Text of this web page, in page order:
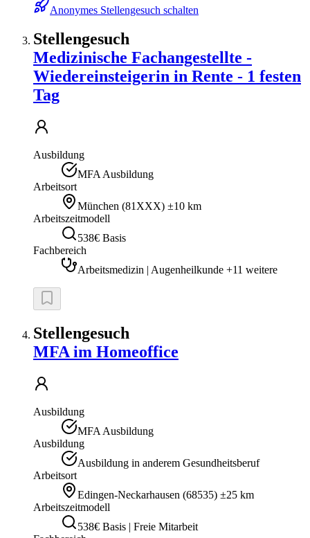
Anonymes Stellengesuch schalten
Stellengesuch
Medizinische Fachangestellte -
Wiedereinsteigerin in Rente - 1 festen
Tag
Ausbildung
MFA Ausbildung
Arbeitsort
München (81XXX) ±10 km
Arbeitszeitmodell
538€ Basis
Fachbereich
Arbeitsmedizin | Augenheilkunde +11 weitere
Stellengesuch
MFA im Homeoffice
Ausbildung
MFA Ausbildung
Ausbildung
Ausbildung in anderem Gesundheitsberuf
Arbeitsort
Edingen-Neckarhausen (68535) ±25 km
Arbeitszeitmodell
538€ Basis | Freie Mitarbeit